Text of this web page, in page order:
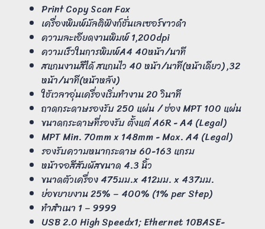
Print Copy Scan Fax
เครื่องพิมพ์มัลติฟังก์ชั่นเลเซอร์ขาวดำ
ความละเอียดงานพิมพ์ 1,200dpi
ความเร็วในการพิมพ์A4 40หน้า/นาที
สแกนงานสีได้ สแกนไว 40 หน้า/นาที(หน้าเดียว) ,32
หน้า/นาที(หน้าหลัง)
ใช้เวลาอุ่นเครื่องเริ่มทำงาน 20 วินาที
ถาดกระดาษรองรับ 250 แผ่น / ช่อง MPT 100 แผ่น
ขนาดกระดาษที่รองรับ ตั้งแต่ A6R - A4 (Legal)
MPT Min. 70mm x 148mm - Max. A4 (Legal)
รองรับความหนากระดาษ 60-163 แกรม
หน้าจอสีสัมผัสขนาด 4.3 นิ้ว
ขนาดตัวเครื่อง 475มม.x 412มม. x 437มม.
ย่อขยายงาน 25% – 400% (1% per Step)
ทำสำเนา 1 – 9999
USB 2.0 High Speedx1; Ethernet 10BASE-